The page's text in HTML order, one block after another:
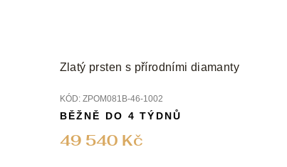
Zlatý prsten s přírodními diamanty
KÓD: ZPOM081B-46-1002
49 540 Kč
BĚŽNĚ DO 4 TÝDNŮ